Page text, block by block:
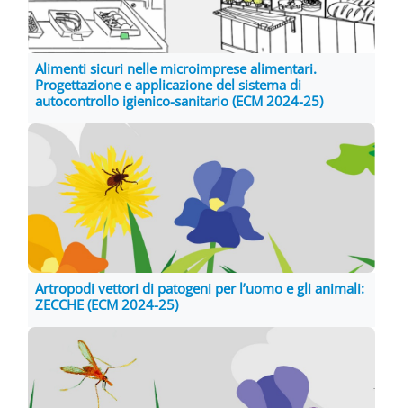
Alimenti sicuri nelle microimprese alimentari.
Progettazione e applicazione del sistema di
autocontrollo igienico-sanitario (ECM 2024-25)
Artropodi vettori di patogeni per l’uomo e gli animali:
ZECCHE (ECM 2024-25)